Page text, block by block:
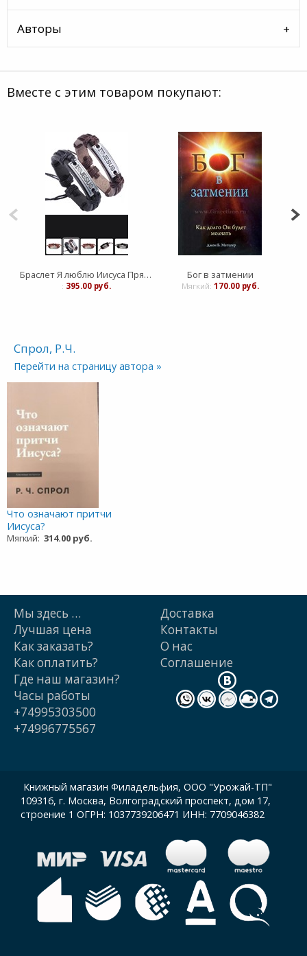
Авторы
Вместе с этим товаром покупают:
Браслет Я люблю Иисуса Прямоугольник кожа (ЛН)
: 395.00 руб.
Бог в затмении
Мягкий: 170.00 руб.
Спрол, Р.Ч.
Перейти на страницу автора »
Что означают притчи
Иисуса?
Мягкий: 314.00 руб.
Мы здесь …
Лучшая цена
Как заказать?
Как оплатить?
Доставка
Контакты
О нас
Cоглашение
Где наш магазин?
Часы работы
+74995303500
+74996775567
Книжный магазин Филадельфия, ООО "Урожай-ТП"
109316, г. Москва, Волгоградский проспект, дом 17,
строение 1 ОГРН: 1037739206471 ИНН: 7709046382